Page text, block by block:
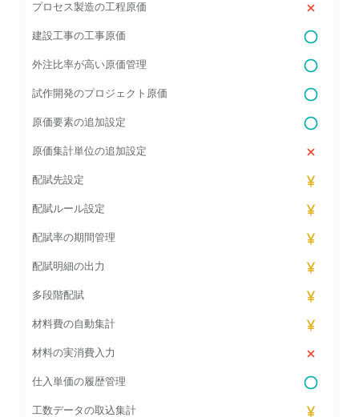
プロセス製造の工程原価
建設工事の工事原価
外注比率が高い原価管理
試作開発のプロジェクト原価
原価要素の追加設定
原価集計単位の追加設定
配賦先設定
配賦ルール設定
配賦率の期間管理
配賦明細の出力
多段階配賦
材料費の自動集計
材料の実消費入力
仕入単価の履歴管理
工数データの取込集計